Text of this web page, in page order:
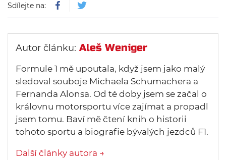
Sdílejte na:
Autor článku: Aleš Weniger
Formule 1 mě upoutala, když jsem jako malý
sledoval souboje Michaela Schumachera a
Fernanda Alonsa. Od té doby jsem se začal o
královnu motorsportu více zajímat a propadl
jsem tomu. Baví mě čtení knih o historii
tohoto sportu a biografie bývalých jezdců F1.
Další články autora →